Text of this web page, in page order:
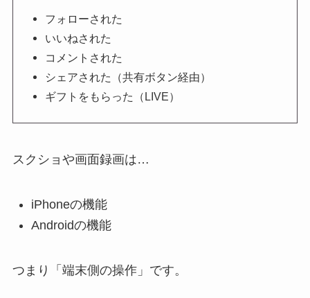
フォローされた
いいねされた
コメントされた
シェアされた（共有ボタン経由）
ギフトをもらった（LIVE）
スクショや画面録画は…
iPhoneの機能
Androidの機能
つまり「端末側の操作」です。